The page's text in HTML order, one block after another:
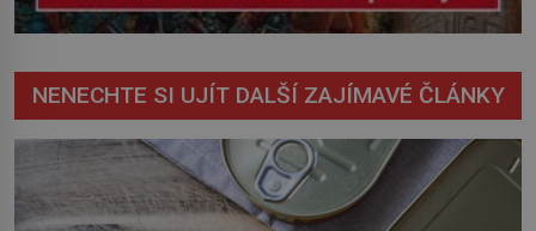
NENECHTE SI UJÍT DALŠÍ ZAJÍMAVÉ ČLÁNKY